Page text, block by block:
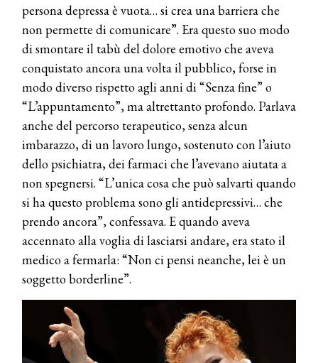
persona depressa è vuota… si crea una barriera che
non permette di comunicare”. Era questo suo modo
di smontare il tabù del dolore emotivo che aveva
conquistato ancora una volta il pubblico, forse in
modo diverso rispetto agli anni di “Senza fine” o
“L’appuntamento”, ma altrettanto profondo. Parlava
anche del percorso terapeutico, senza alcun
imbarazzo, di un lavoro lungo, sostenuto con l’aiuto
dello psichiatra, dei farmaci che l’avevano aiutata a
non spegnersi. “L’unica cosa che può salvarti quando
si ha questo problema sono gli antidepressivi… che
prendo ancora”, confessava. E quando aveva
accennato alla voglia di lasciarsi andare, era stato il
medico a fermarla: “Non ci pensi neanche, lei è un
soggetto borderline”.
COSMOPROF WORLDWIDE BOLOGNA
Cosmprof Worldwide Bologna